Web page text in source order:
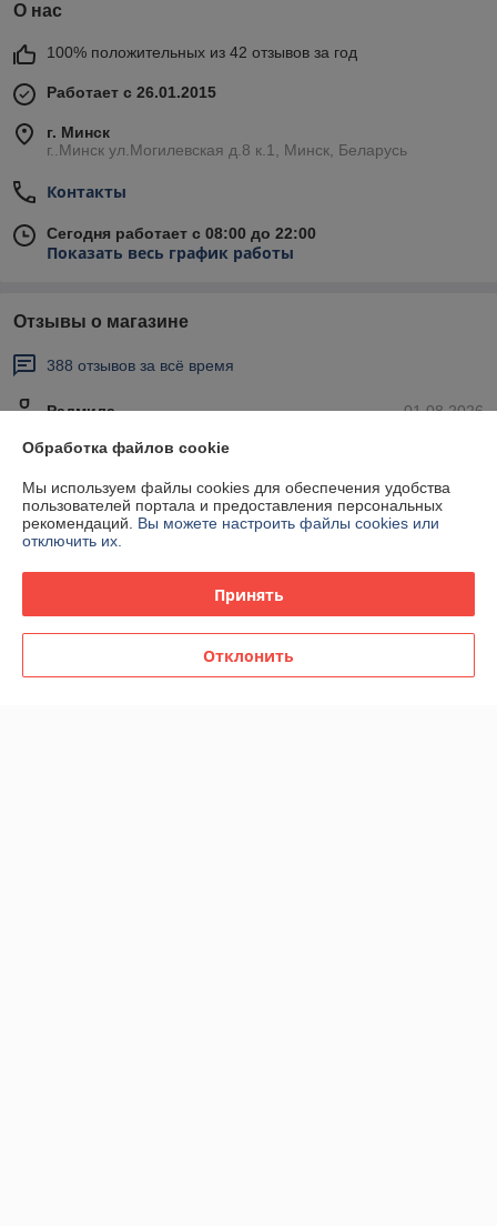
О нас
100% положительных из 42 отзывов за год
Работает с 26.01.2015
г. Минск
г..Минск ул.Могилевская д.8 к.1, Минск, Беларусь
Контакты
Сегодня работает с 08:00 до 22:00
Показать весь график работы
Отзывы о магазине
388 отзывов за всё время
01.08.2026
Радмила
Отлично
Сделка подтверждена через корзину
Сделка подтверждена через корзину
Обработка файлов cookie
Мы используем файлы cookies для обеспечения удобства
пользователей портала и предоставления персональных
рекомендаций. Вы можете настроить файлы cookies или
отключить их.
Принять
Отклонить